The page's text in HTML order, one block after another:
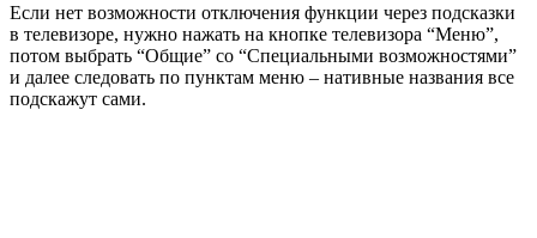
Если нет возможности отключения функции через подсказки
в телевизоре, нужно нажать на кнопке телевизора “Меню”,
потом выбрать “Общие” со “Специальными возможностями”
и далее следовать по пунктам меню – нативные названия все
подскажут сами.